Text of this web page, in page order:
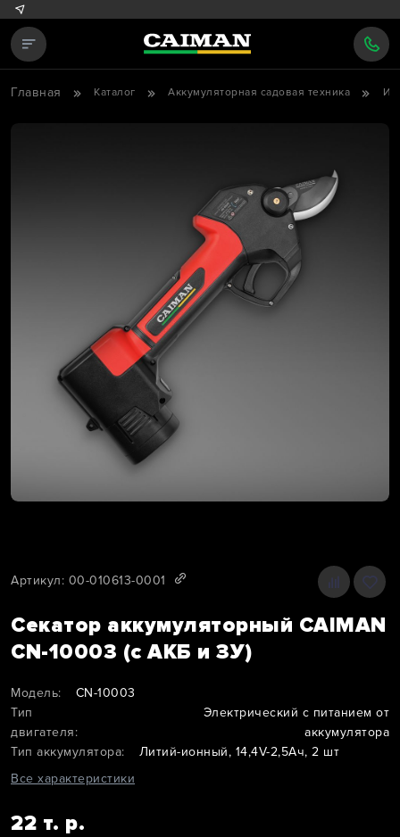
Главная Каталог Аккумуляторная садовая техника
Артикул: 00-010613-0001
Секатор аккумуляторный CAIMAN
CN-10003 (с АКБ и ЗУ)
Модель:
CN-10003
Тип
двигателя:
Электрический с питанием от
аккумулятора
Тип аккумулятора:
Литий-ионный, 14,4V-2,5Ач, 2 шт
Все характеристики
22 т. р.